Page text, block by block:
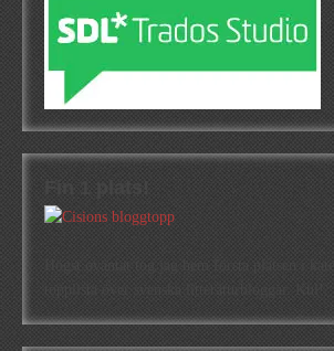
Fin 1 plats!
Högst oväntat tog jag hem första platsen i